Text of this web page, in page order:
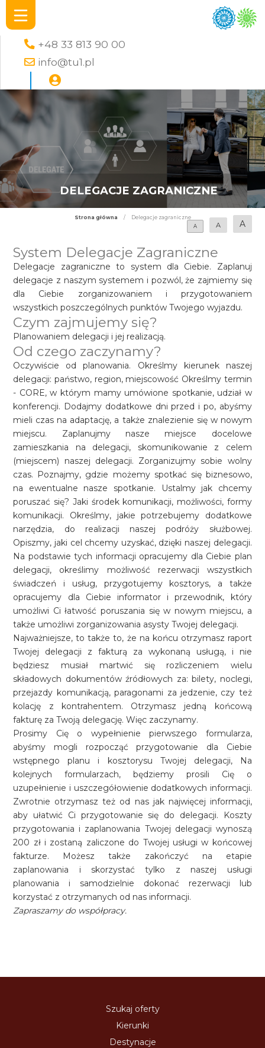
+48 33 813 90 00
info@tu1.pl
DELEGACJE ZAGRANICZNE
Strona główna /
Delegacje zagraniczne
A
A A
System Delegacje Zagraniczne
Delegacje zagraniczne to system dla Ciebie. Zaplanuj
delegacje z naszym systemem i pozwól, że zajmiemy się
dla Ciebie zorganizowaniem i przygotowaniem
wszystkich poszczególnych punktów Twojego wyjazdu.
Czym zajmujemy się?
Planowaniem delegacji i jej realizacją.
Od czego zaczynamy?
Oczywiście od planowania. Określmy kierunek naszej
delegacji: państwo, region, miejscowość Określmy termin
- CORE, w którym mamy umówione spotkanie, udział w
konferencji. Dodajmy dodatkowe dni przed i po, abyśmy
mieli czas na adaptację, a także znalezienie się w nowym
miejscu. Zaplanujmy nasze miejsce docelowe
zamieszkania na delegacji, skomunikowanie z celem
(miejscem) naszej delegacji. Zorganizujmy sobie wolny
czas. Poznajmy, gdzie możemy spotkać się biznesowo,
na ewentualne nasze spotkanie. Ustalmy jak chcemy
poruszać się? Jaki środek komunikacji, możliwości, formy
komunikacji. Określmy, jakie potrzebujemy dodatkowe
narzędzia, do realizacji naszej podróży służbowej.
Opiszmy, jaki cel chcemy uzyskać, dzięki naszej delegacji.
Na podstawie tych informacji opracujemy dla Ciebie plan
delegacji, określimy możliwość rezerwacji wszystkich
świadczeń i usług, przygotujemy kosztorys, a także
opracujemy dla Ciebie informator i przewodnik, który
umożliwi Ci łatwość poruszania się w nowym miejscu, a
także umożliwi zorganizowania asysty Twojej delegacji.
Najważniejsze, to także to, że na końcu otrzymasz raport
Twojej delegacji z fakturą za wykonaną usługą, i nie
będziesz musiał martwić się rozliczeniem wielu
składowych dokumentów źródłowych za: bilety, noclegi,
przejazdy komunikacją, paragonami za jedzenie, czy też
kolację z kontrahentem. Otrzymasz jedną końcową
fakturę za Twoją delegację. Więc zaczynamy.
Prosimy Cię o wypełnienie pierwszego formularza,
abyśmy mogli rozpocząć przygotowanie dla Ciebie
wstępnego planu i kosztorysu Twojej delegacji, Na
kolejnych formularzach, będziemy prosili Cię o
uzupełnienie i uszczegółowienie dodatkowych informacji.
Zwrotnie otrzymasz też od nas jak najwięcej informacji,
aby ułatwić Ci przygotowanie się do delegacji. Koszty
przygotowania i zaplanowania Twojej delegacji wynoszą
200 zł i zostaną zaliczone do Twojej usługi w końcowej
fakturze. Możesz także zakończyć na etapie
zaplanowania i skorzystać tylko z naszej usługi
planowania i samodzielnie dokonać rezerwacji lub
korzystać z otrzymanych od nas informacji.
Zapraszamy do współpracy.
Szukaj oferty
Kierunki
Destynacje